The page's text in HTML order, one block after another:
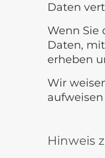
Daten
Wenn Sie
Daten,
erheben
Wir
Hinweis